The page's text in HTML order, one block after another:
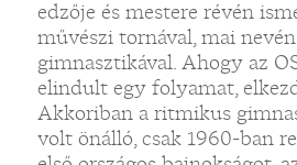
edzője és mestere révén
művészi tornával, mai
gimnasztikával. Ahogy az
elindult egy folyamat,
Akkoriban a ritmikus
volt önálló, csak 1960-ban